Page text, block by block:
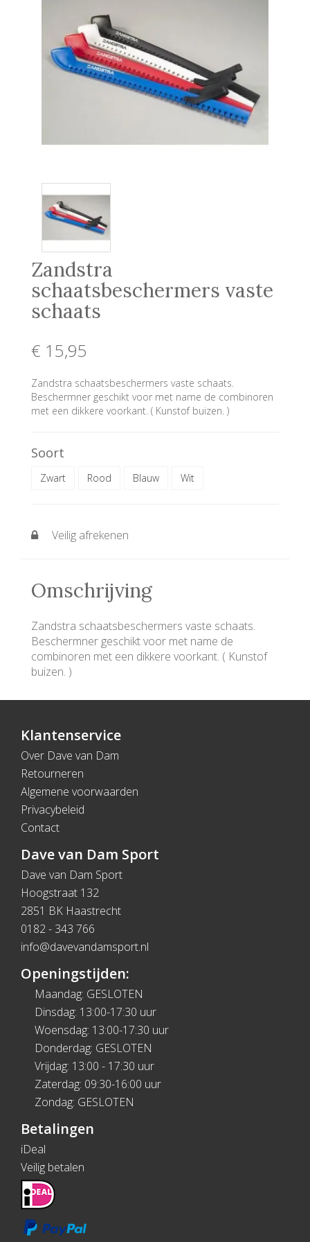
Zandstra
schaatsbeschermers vaste
schaats
€ 15,95
Zandstra schaatsbeschermers vaste schaats.
Beschermner geschikt voor met name de combinoren
met een dikkere voorkant. ( Kunstof buizen. )
Soort
Zwart Rood Blauw Wit
Veilig afrekenen
Omschrijving
Zandstra schaatsbeschermers vaste schaats.
Beschermner geschikt voor met name de
combinoren met een dikkere voorkant. ( Kunstof
buizen. )
Klantenservice
Over Dave van Dam
Retourneren
Algemene voorwaarden
Privacybeleid
Contact
Dave van Dam Sport
Dave van Dam Sport
Hoogstraat 132
2851 BK Haastrecht
0182 - 343 766
info@davevandamsport.nl
Openingstijden:
Maandag: GESLOTEN
Dinsdag: 13:00-17:30 uur
Woensdag: 13:00-17:30 uur
Donderdag: GESLOTEN
Vrijdag: 13:00 - 17:30 uur
Zaterdag: 09:30-16:00 uur
Zondag: GESLOTEN
Betalingen
iDeal
Veilig betalen